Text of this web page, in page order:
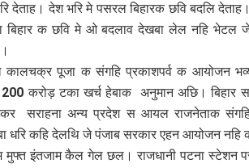
देताह। देश भरि मे पसरल बिहारक छवि बदलि
बिहार क छवि मे ओ बदलाव देखबा लेल नहि भेटल
कालचक्र पूजा क संगहि प्रकाशपर्व क आयोजन
करोड़ टका खर्च हेबाक अनुमान अछि। बिहार
सराहना अन्य प्रदेश स आयल राजनेताक संगहि
धरि कहि देलथि जे पंजाब सरकार एहन आयोजन
मुफ्त इंतजाम कैल गेल छल। राजधानी पटना स्टेशन